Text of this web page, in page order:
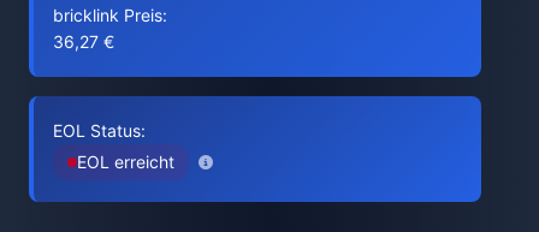
bricklink Preis:
36,27 €
EOL Status:
EOL erreicht